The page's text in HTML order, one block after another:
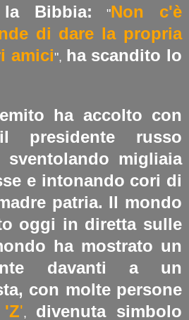
Bibbia: "Non c'è
di dare la propria
amici", ha scandito lo
ha accolto con
presidente russo
migliaia
e intonando cori di
patria. Il mondo
oggi in diretta sulle
ha mostrato un
davanti a un
con molte persone
'Z', divenuta simbolo